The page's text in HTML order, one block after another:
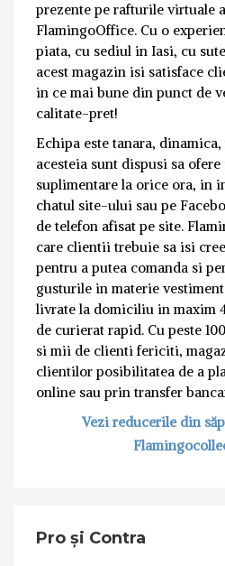
prezente pe rafturile virtuale
FlamingoOffice. Cu o
piata, cu sediul in Iasi, cu
acest magazin isi satisface
in ce mai bune din punct de
calitate-pret!
Echipa este tanara,
acesteia sunt dispusi sa
suplimentare la orice ora, in
chatul site-ului sau pe
de telefon afisat pe site.
care clientii trebuie sa isi
pentru a putea comanda si
gusturile in materie
livrate la domiciliu in maxim
de curierat rapid. Cu peste
si mii de clienti fericiti,
clientilor posibilitatea de a
online sau prin transfer
Vezi reducerile din
Pro și Contra